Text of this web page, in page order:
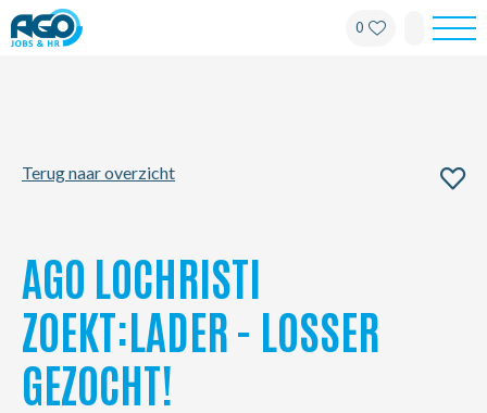
0
Kantoren
My AGO
Terug naar overzicht
AGO LOCHRISTI
ZOEKT:LADER - LOSSER
GEZOCHT!